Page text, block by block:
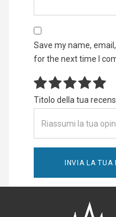
Save my name,
for the next time I
Titolo della tua